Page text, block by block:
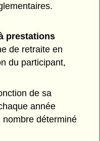
prestations
de retraite en
du participant,
de sa
année
déterminé